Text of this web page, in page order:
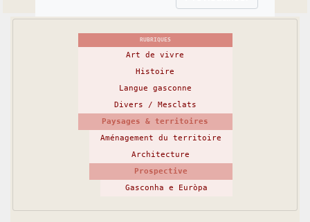
RUBRIQUES
Art de vivre
Histoire
Langue gasconne
Divers / Mesclats
Paysages & territoires
Aménagement du territoire
Architecture
Prospective
Gasconha e Euròpa